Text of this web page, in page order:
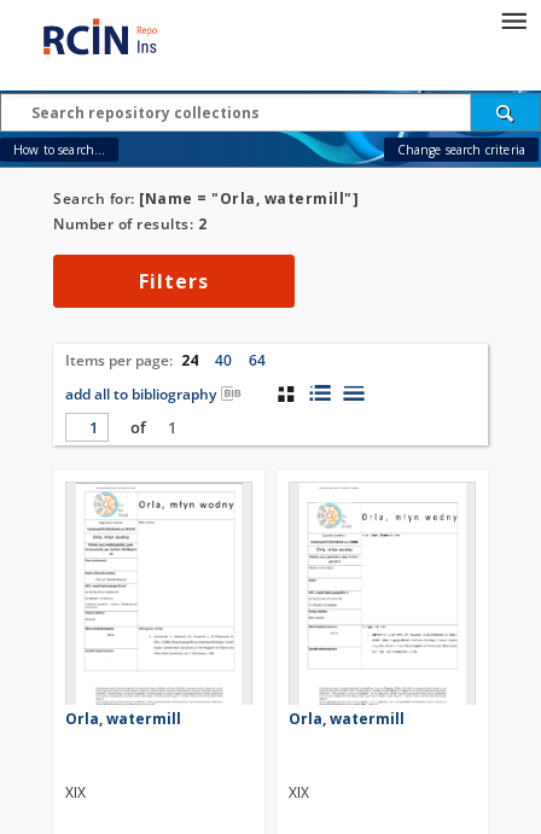
How to search... Change search criteria
Search for: [Name = "Orla, watermill"]
Number of results: 2
Filters
Items per page: 24 40
64
add all to bibliography
of
1
Orla, watermill
XIX
Orla, watermill
XIX